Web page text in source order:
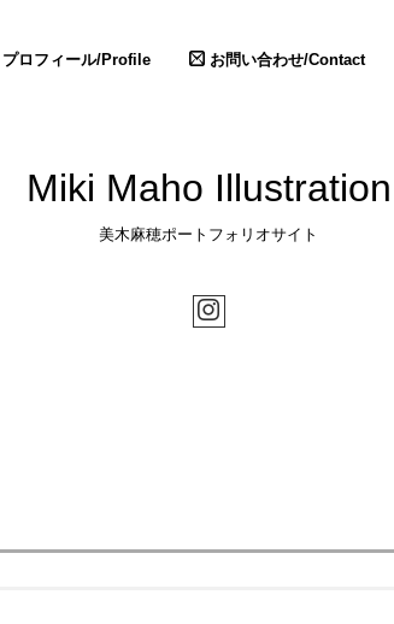
プロフィール/Profile お問い合わせ/Contact
Miki Maho Illustration
美木麻穂ポートフォリオサイト